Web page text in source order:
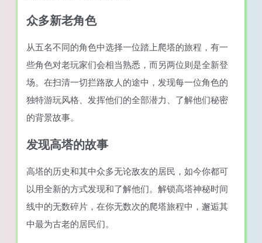
众多新老角色
从五名不同的角色中选择一位踏上爬塔的旅程，有一
些角色对老玩家们会相当熟悉，而另两位则是全新登
场。在扫清一切拦路敌人的途中，发现每一位角色的
独特游玩风格、发挥他们的全部潜力、了解他们秘密
的背景故事。
发现高塔的故事
高塔的历史和其中众多无论敌友的居民，如今你都可
以用全新的方式发现和了解他们。解锁高塔神秘时间
线中的无数碎片，在你无数次的爬塔旅程中，邂逅其
中最为古老的居民们。